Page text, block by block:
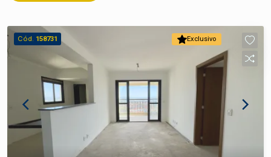
Exclusivo
Cód. 158731